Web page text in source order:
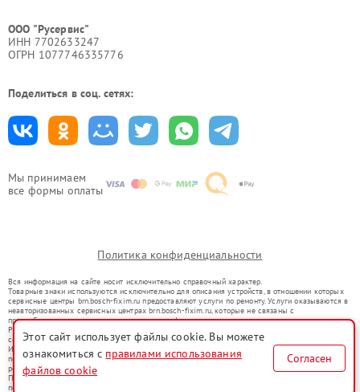
Мы принимаем
все формы оплаты
ООО "Русервис"
ИНН 7702633247
ОГРН 1077746335776
Поделиться в соц. сетях:
Политика конфиденциальности
Вся информация на сайте носит исключительно справочный характер.
Товарные знаки используются исключительно для описания устройств, в отношении которых
сервисные центры brn.bosch-fixim.ru предоставляют услуги по ремонту. Услуги оказываются в
неавторизованных сервисных центрах brn.bosch-fixim.ru, которые не связаны с
правообладателями товарных знаков или их официальными представителями.
Ремонт осуществляется для устройств, уже введенных в гражданский оборот в соответствии
со статьей 1487 ГК РФ.
Использование товарных знаков не преследует цели индивидуализации услуг или введения
потребителей в заблуждение, а служит для информирования о предоставляемых услугах по
ремонту техники указанных брендов.
Представленная на сайте информация не является публичной офертой, определяемой
положениями Статьи 437(2) Гражданского кодекса РФ
Этот сайт использует файлы cookie. Вы можете
ознакомиться с правилами использования
файлов cookie
Согласен